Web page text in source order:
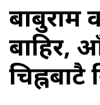
बाबुराम
बाहिर,